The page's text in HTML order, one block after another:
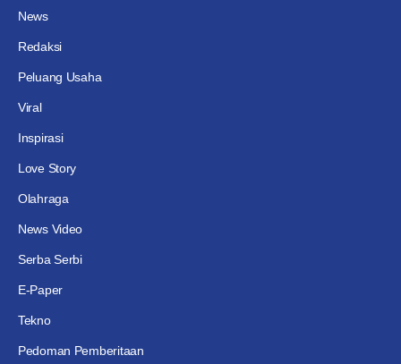
News
Redaksi
Peluang Usaha
Viral
Inspirasi
Love Story
Olahraga
News Video
Serba Serbi
E-Paper
Tekno
Pedoman Pemberitaan